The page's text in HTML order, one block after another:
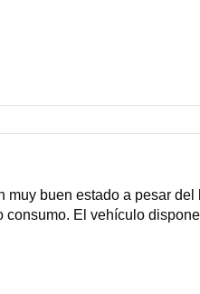
muy buen estado a pesar
El vehículo